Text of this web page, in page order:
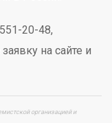
20-48,
на сайте и
организацией и